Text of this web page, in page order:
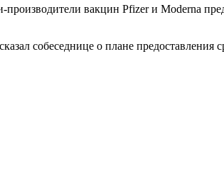
производители вакцин Pfizer и Moderna
собеседнице о плане